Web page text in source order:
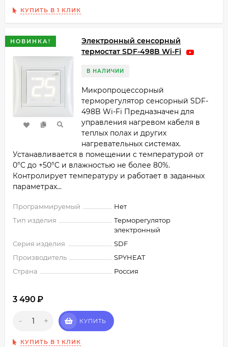
КУПИТЬ В 1 КЛИК
НОВИНКА!
Электронный сенсорный
термостат SDF-498B Wi-Fi
В НАЛИЧИИ
Микропроцессорный
терморегулятор сенсорный SDF-
498B Wi-Fi Предназначен для
управления нагревом кабеля в
теплых полах и других
нагревательных системах.
Устанавливается в помещении с температурой от
0°C до +50°C и влажностью не более 80%.
Контролирует температуру и работает в заданных
параметрах...
Программируемый
Нет
Тип изделия
Терморегулятор
электронный
Серия изделия
SDF
Производитель
SPYHEAT
Страна
Россия
3 490 ₽
- + КУПИТЬ
КУПИТЬ В 1 КЛИК